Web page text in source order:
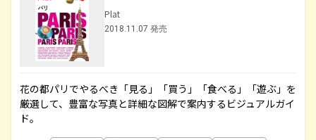
Plat
2018.11.07 発売
花の都パリでやるべき「見る」「買う」「食べる」「遊ぶ」を
厳選して、豊富な写真と詳細な図解で案内するビジュアルガイ
ド。